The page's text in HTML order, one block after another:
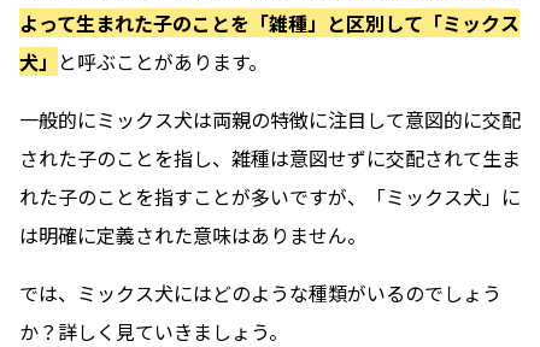
よって生まれた子のことを「雑種」と区別して「ミックス
犬」 と呼ぶことがあります。
一般的にミックス犬は両親の特徴に注目して意図的に交配
された子のことを指し、雑種は意図せずに交配されて生ま
れた子のことを指すことが多いですが、「ミックス犬」に
は明確に定義された意味はありません。
では、ミックス犬にはどのような種類がいるのでしょう
か？詳しく見ていきましょう。